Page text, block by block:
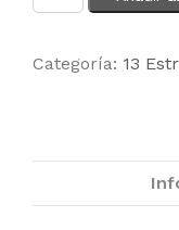
Categoría: 13